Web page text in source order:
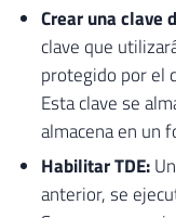
Crear una clave
clave que
protegido por el
Esta clave se
almacena en un
Habilitar TDE:
anterior, se